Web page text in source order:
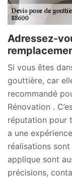
Adressez-
Si vous êtes
gouttière, car
recommandé
Rénovation .
réputation pour
a une
réalisations
applique sont
précisions,